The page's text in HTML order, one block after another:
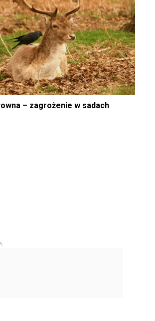
– zagrożenie w sadach